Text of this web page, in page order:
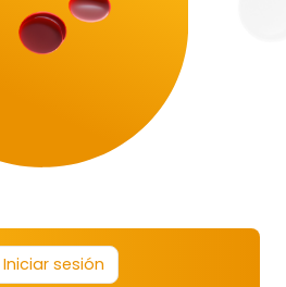
Iniciar sesión